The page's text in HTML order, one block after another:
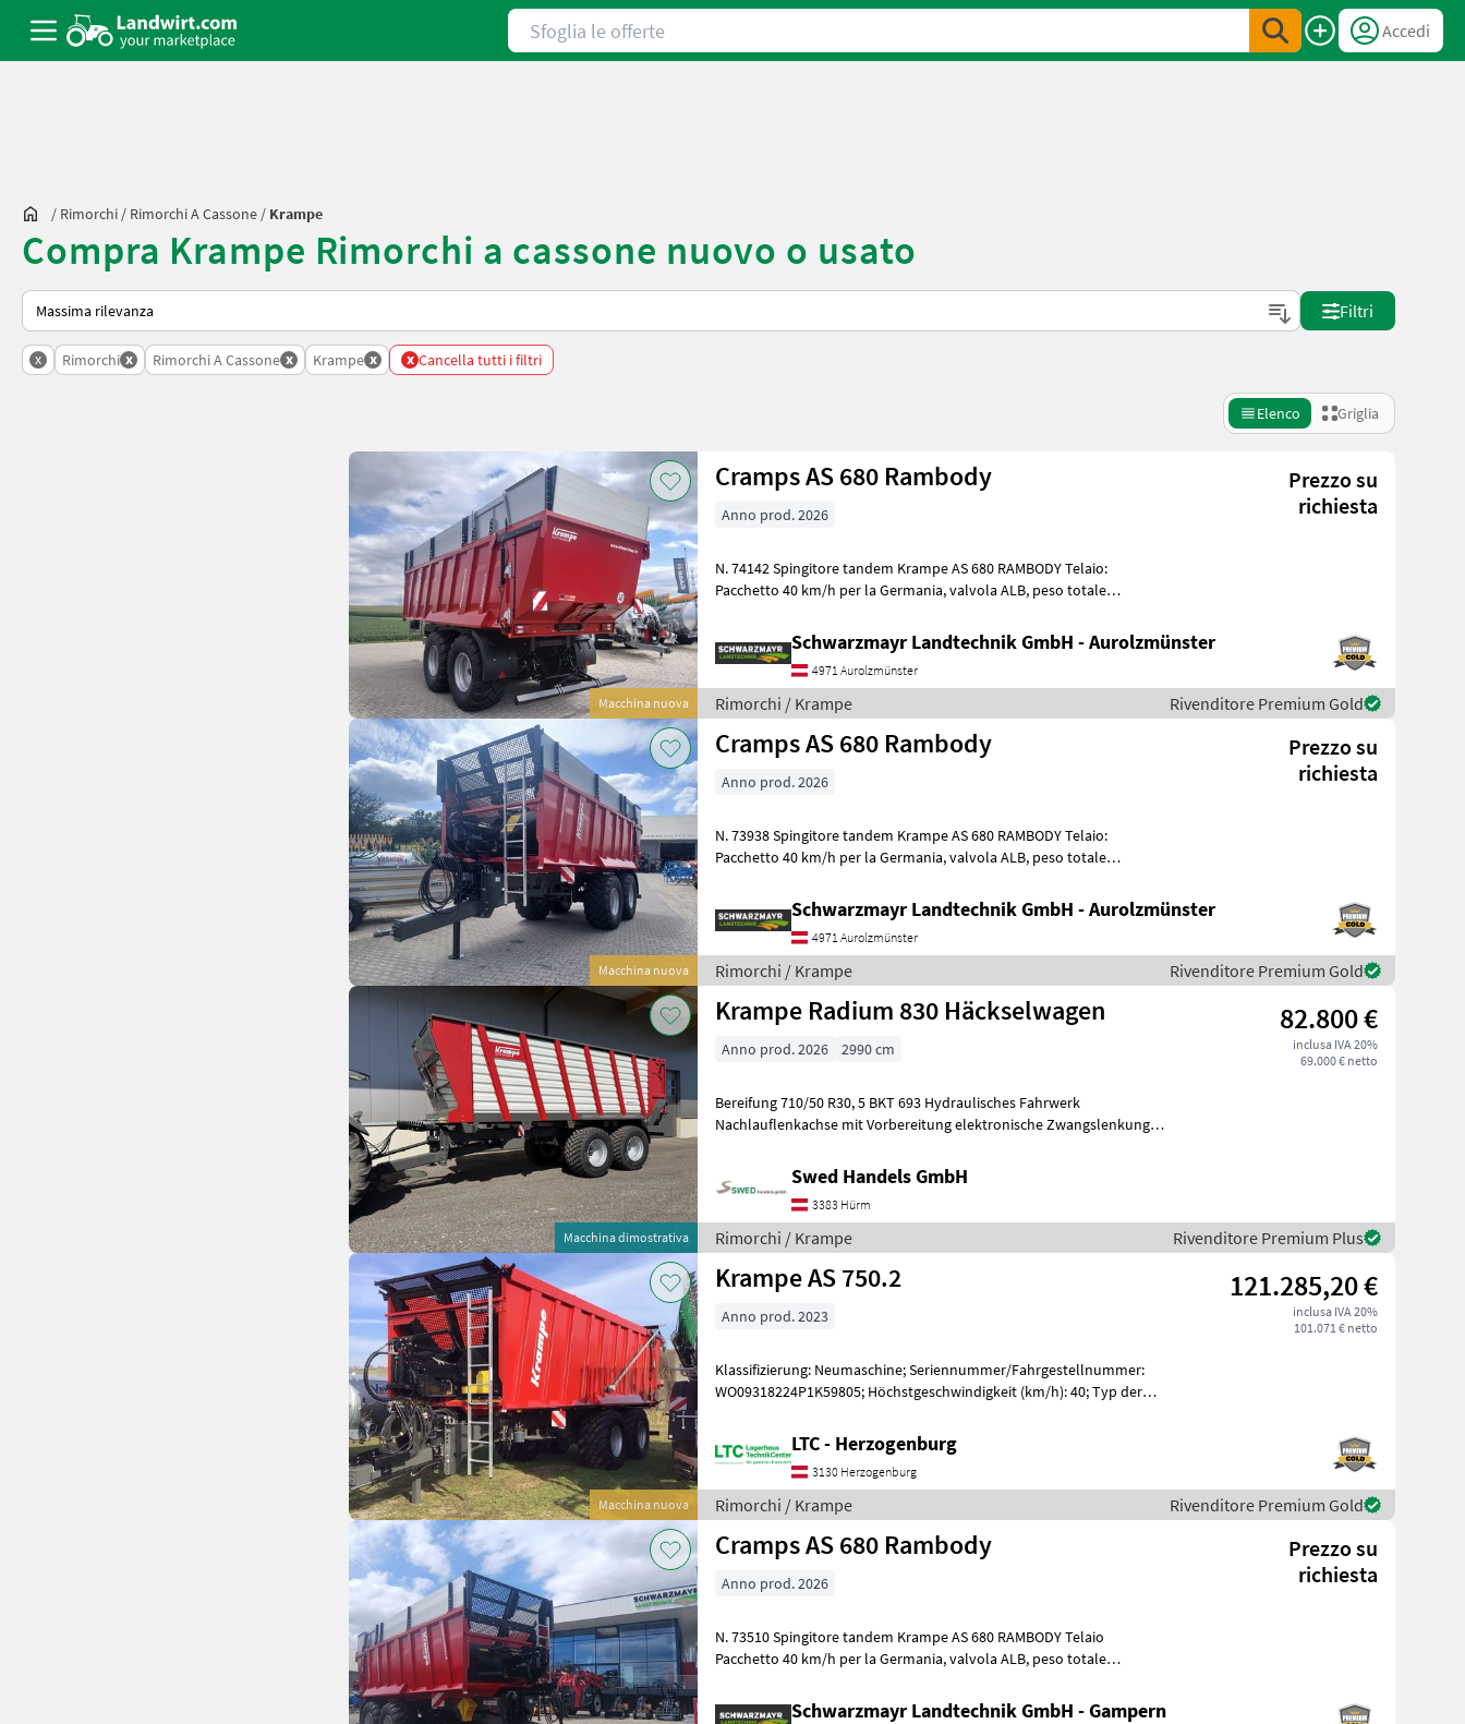
Sfoglia le offerte
Accedi
/ Rimorchi / Rimorchi A Cassone / Krampe
Compra Krampe Rimorchi a cassone nuovo o usato
Ecco come viene ordinato su Landwirt.com
Filtri
x Rimorchi x Rimorchi A Cassone x Krampe x x Cancella tutti i filtri
Elenco Griglia
Macchina nuova
Cramps AS 680 Rambody
Prezzo su
richiesta
Anno prod. 2026
N. 74142 Spingitore tandem Krampe AS 680 RAMBODY Telaio:
Pacchetto 40 km/h per la Germania, valvola ALB, peso totale
Schwarzmayr Landtechnik GmbH - Aurolzmünster
4971 Aurolzmünster
Rimorchi / Krampe Rivenditore Premium Gold
Macchina nuova
Cramps AS 680 Rambody
Prezzo su
richiesta
Anno prod. 2026
N. 73938 Spingitore tandem Krampe AS 680 RAMBODY Telaio:
Pacchetto 40 km/h per la Germania, valvola ALB, peso totale
Schwarzmayr Landtechnik GmbH - Aurolzmünster
4971 Aurolzmünster
Rimorchi / Krampe Rivenditore Premium Gold
Macchina dimostrativa
Krampe Radium 830 Häckselwagen 82.800 €
inclusa IVA 20%
69.000 € netto
Anno prod. 2026 2990 cm
Bereifung 710/50 R30, 5 BKT 693 Hydraulisches Fahrwerk
Nachlauflenkachse mit Vorbereitung elektronische Zwangslenkung
Swed Handels GmbH
3383 Hürm
Rimorchi / Krampe Rivenditore Premium Plus
Macchina nuova
Krampe AS 750.2 121.285,20 €
inclusa IVA 20%
101.071 € netto
Anno prod. 2023
Klassifizierung: Neumaschine; Seriennummer/Fahrgestellnummer:
WO09318224P1K59805; Höchstgeschwindigkeit (km/h): 40; Typ der
LTC - Herzogenburg
3130 Herzogenburg
Rimorchi / Krampe Rivenditore Premium Gold
Cramps AS 680 Rambody
Prezzo su
richiesta
Anno prod. 2026
N. 73510 Spingitore tandem Krampe AS 680 RAMBODY Telaio
Pacchetto 40 km/h per la Germania, valvola ALB, peso totale
Schwarzmayr Landtechnik GmbH - Gampern